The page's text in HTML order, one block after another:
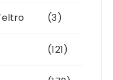
(3)
(121)